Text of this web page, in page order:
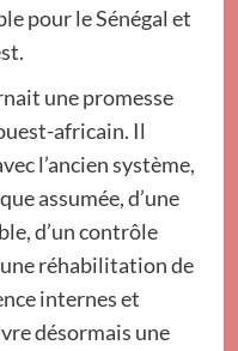
pour le Sénégal et
une promesse
africain. Il
l’ancien système,
assumée, d’une
d’un contrôle
réhabilitation de
internes et
désormais une